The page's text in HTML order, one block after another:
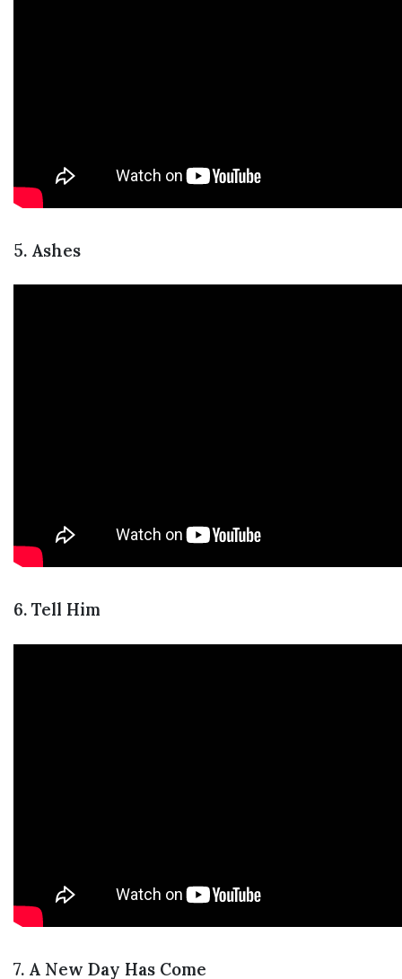
5. Ashes
6. Tell Him
7. A New Day Has Come